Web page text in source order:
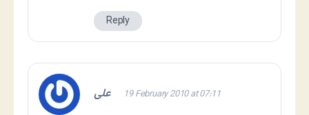
Reply
علی 19 February 2010 at 07:11